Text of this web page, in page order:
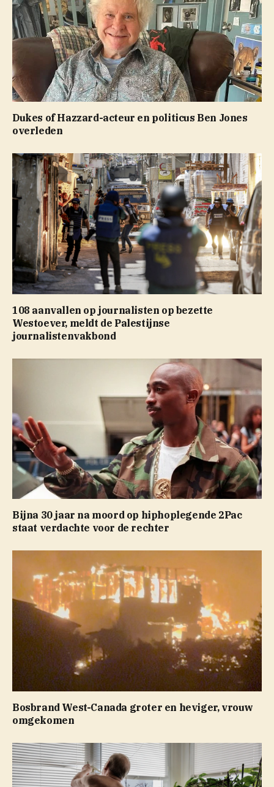
Dukes of Hazzard-acteur en politicus Ben Jones
overleden
108 aanvallen op journalisten op bezette
Westoever, meldt de Palestijnse
journalistenvakbond
Bijna 30 jaar na moord op hiphoplegende 2Pac
staat verdachte voor de rechter
Bosbrand West-Canada groter en heviger, vrouw
omgekomen